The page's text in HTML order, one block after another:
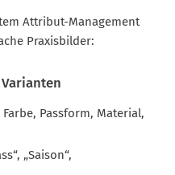
Attribut-Management
Praxisbilder:
Passform, Material,
„Saison“,